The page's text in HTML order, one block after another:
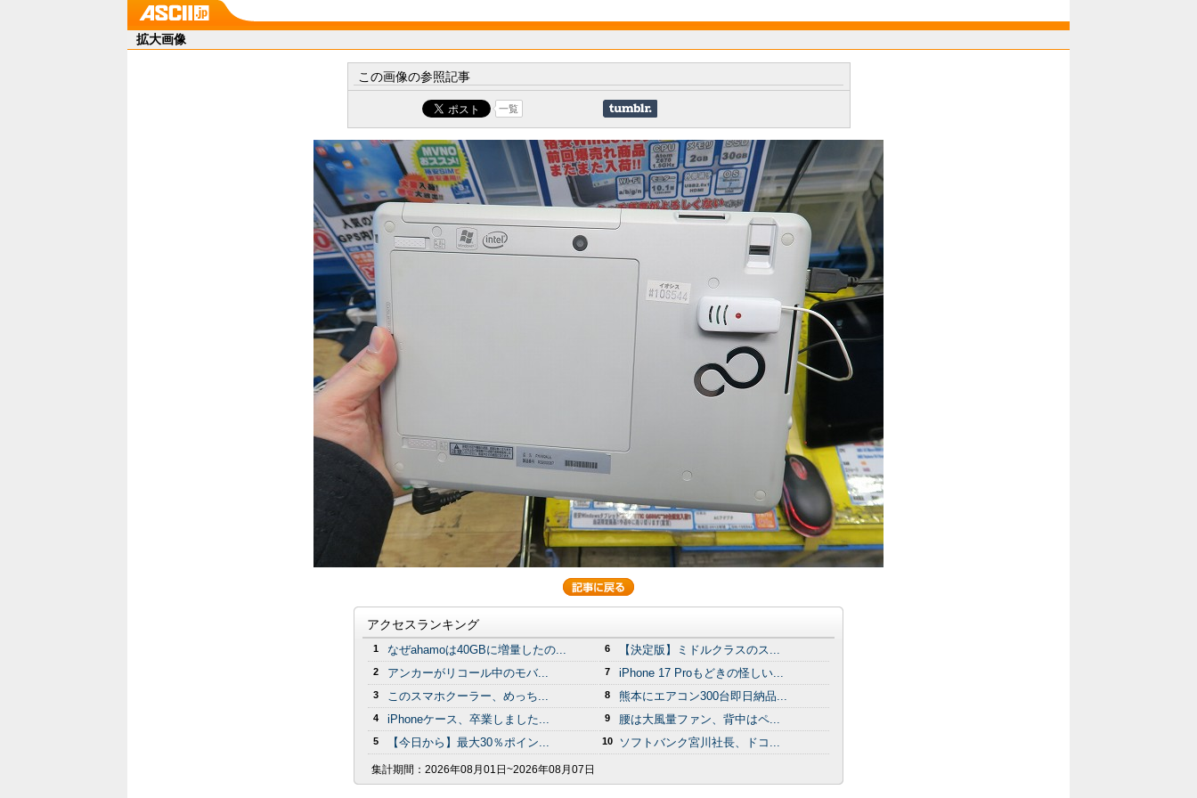
拡大画像
この画像の参照記事
一覧
アクセスランキング
1 なぜahamoは40GBに増量したの...
2 アンカーがリコール中のモバ...
3 このスマホクーラー、めっち...
4 iPhoneケース、卒業しました...
5 【今日から】最大30％ポイン...
6 【決定版】ミドルクラスのス...
7 iPhone 17 Proもどきの怪しい...
8 熊本にエアコン300台即日納品...
9 腰は大風量ファン、背中はペ...
10 ソフトバンク宮川社長、ドコ...
集計期間： 2026年08月01日~2026年08月07日